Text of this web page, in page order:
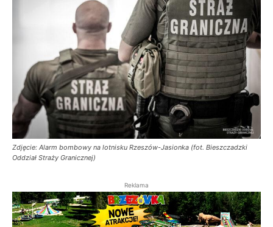
Zdjęcie: Alarm bombowy na lotnisku Rzeszów-Jasionka (fot. Bieszczadzki
Oddział Straży Granicznej)
Reklama